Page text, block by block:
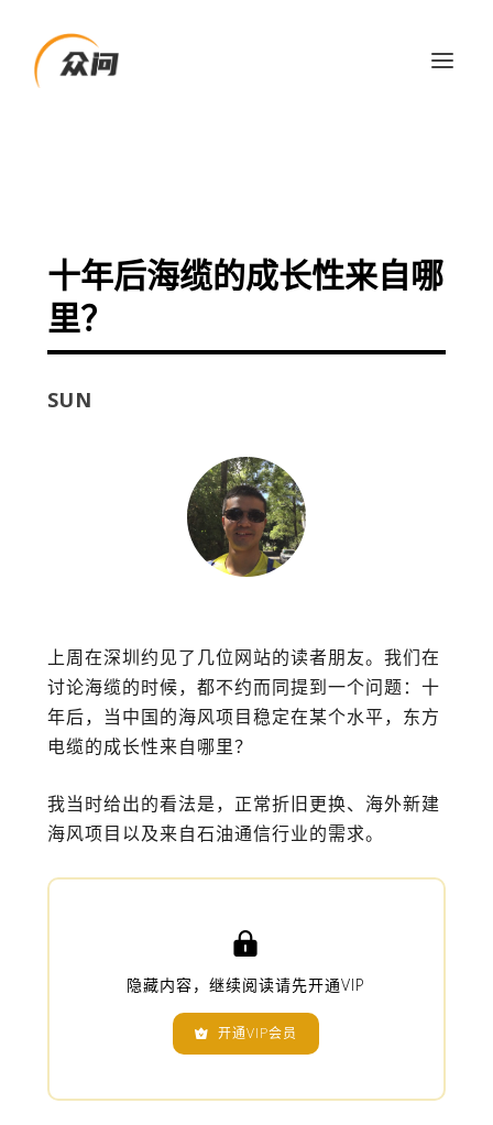
十年后海缆的成长性来自哪
里？
SUN
上周在深圳约见了几位网站的读者朋友。我们在
讨论海缆的时候，都不约而同提到一个问题：十
年后，当中国的海风项目稳定在某个水平，东方
电缆的成长性来自哪里？
我当时给出的看法是，正常折旧更换、海外新建
海风项目以及来自石油通信行业的需求。

隐藏内容，继续阅读请先开通VIP
 开通VIP会员